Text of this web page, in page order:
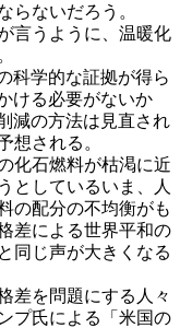
らないだろう。
言うように、温暖化
科学的な証拠が得ら
ける必要がないか
減の方法は見直され
想される。
化石燃料が枯渇に近
としているいま、人
の配分の不均衡がも
差による世界平和の
同じ声が大きくなる
差を問題にする人々
プ氏による「米国の